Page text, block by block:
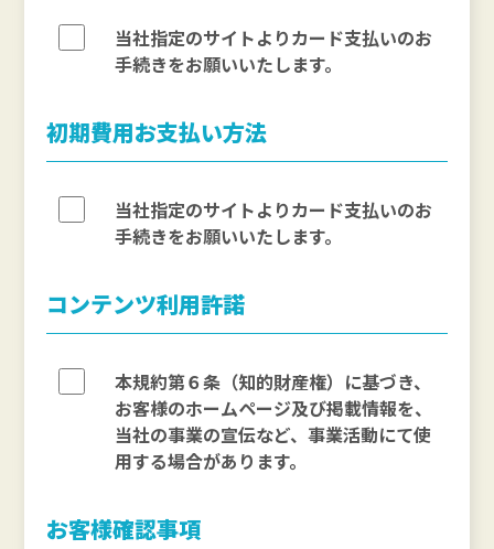
当社指定のサイトよりカード支払いのお
手続きをお願いいたします。
初期費用お支払い方法
当社指定のサイトよりカード支払いのお
手続きをお願いいたします。
コンテンツ利用許諾
本規約第６条（知的財産権）に基づき、
お客様のホームページ及び掲載情報を、
当社の事業の宣伝など、事業活動にて使
用する場合があります。
お客様確認事項